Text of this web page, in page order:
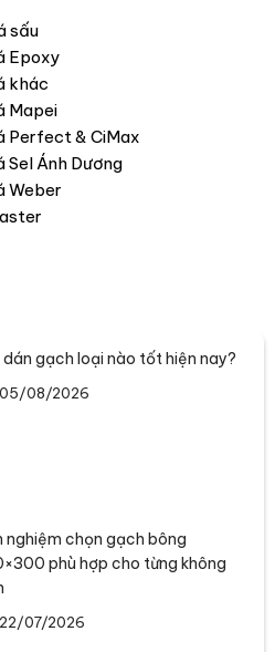
sấu
Epoxy
khác
Mapei
Perfect & CiMax
Sel Ánh Dương
Weber
dán gạch loại nào tốt hiện nay?
05/08/2026
nghiệm chọn gạch bông
phù hợp cho từng không
22/07/2026